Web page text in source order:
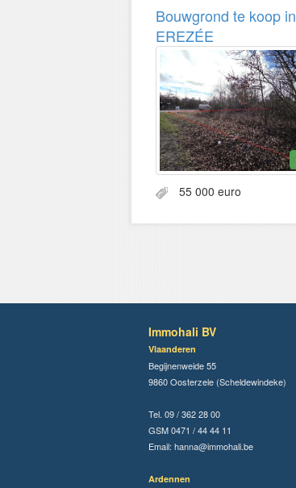
Bouwgrond te koop in
EREZÉE
55 000 euro
Immohali BV
Vlaanderen
Begijnenweide 55
9860 Oosterzele (Scheldewindeke)
Tel. 09 / 362 28 00
GSM 0471 / 44 44 11
Email: hanna@immohali.be
Ardennen